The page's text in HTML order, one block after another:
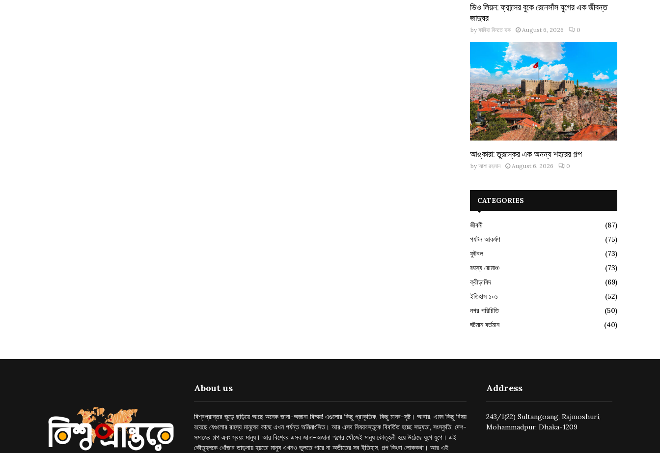
ভিও লিয়ন: ফ্রান্সের বুকে রেনেসাঁস যুগের এক জীবন্ত
জাদুঘর
by ফাবিহা বিনতে হক August 6, 2026 0
আঙ্কারা: তুরস্কের এক অনন্য শহরের গল্প
by আশা রহমান August 6, 2026 0
CATEGORIES
জীবনী
(87)
পর্যটন আকর্ষণ
(75)
ফুটবল
(73)
রহস্য রোমাঞ্চ
(73)
ক্রীড়াবিদ
(69)
ইতিহাস ১০১
(52)
নগর পরিচিতি
(50)
ঘটমান বর্তমান
(40)
About us
বিশ্বপ্রান্তর জুড়ে ছড়িয়ে আছে অনেক জানা-অজানা বিস্ময়! এগুলোর কিছু প্রাকৃতিক, কিছু মানব-সৃষ্ট। আবার, এমন কিছু বিষয়
রয়েছে যেগুলোর রহস্য মানুষের কাছে এখন পর্যন্ত অমিমাংসিত। আর এসব বিষয়বস্তুকে বিবর্তিত হচ্ছে সভ্যতা, সংস্কৃতি, দেশ-
সমাজের গল্প এবং স্বয়ং মানুষ। আর বিশ্বের এসব জানা-অজানা গল্পের খোঁজেই মানুষ কৌতূহলী হয়ে উঠেছে যুগে যুগে। এই
কৌতূহলকে খোঁজার তাড়নায় হয়তো মানুষ এখনও ভুলতে পারে না অতীতের সব ইতিহাস, গল্প কিংবা লোককথা। আর এই
Address
243/1(22) Sultangoang, Rajmoshuri,
Mohammadpur, Dhaka-1209